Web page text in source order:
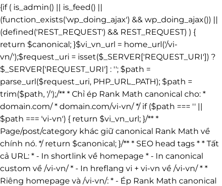
{if ( is_admin() || is_feed() ||
(function_exists('wp_doing_ajax') && wp_doing_ajax()) ||
(defined('REST_REQUEST') && REST_REQUEST) ) {
return $canonical; }$vi_vn_url = home_url('/vi-
vn/');$request_uri = isset($_SERVER['REQUEST_URI']) ?
$_SERVER['REQUEST_URI'] : ''; $path =
parse_url($request_uri, PHP_URL_PATH); $path =
trim($path, '/');/** * Chỉ ép Rank Math canonical cho: *
domain.com/ * domain.com/vi-vn/ */ if ($path === '' ||
$path === 'vi-vn') { return $vi_vn_url; }/** *
Page/post/category khác giữ canonical Rank Math về
chính nó. */ return $canonical; }/** * SEO head tags * * Tất
cả URL: * - In shortlink về homepage * - In canonical
custom về /vi-vn/ * - In hreflang vi + vi-vn về /vi-vn/ * *
Riêng homepage và /vi-vn/: * - Ép Rank Math canonical